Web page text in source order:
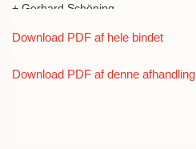
+ Gerhard Schöning
+ Theod. Holm
+ J.D. Cappel
Download PDF af hele bindet
Download PDF af denne afhandling